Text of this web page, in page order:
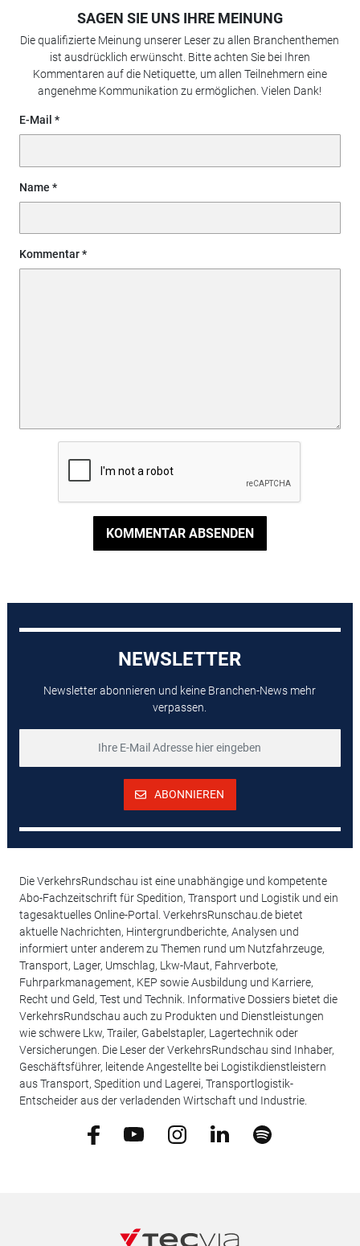
SAGEN SIE UNS IHRE MEINUNG
Die qualifizierte Meinung unserer Leser zu allen Branchenthemen
ist ausdrücklich erwünscht. Bitte achten Sie bei Ihren
Kommentaren auf die Netiquette, um allen Teilnehmern eine
angenehme Kommunikation zu ermöglichen. Vielen Dank!
E-Mail
Name
Kommentar
KOMMENTAR ABSENDEN
NEWSLETTER
Newsletter abonnieren und keine Branchen-News mehr
verpassen.
ABONNIEREN
Die VerkehrsRundschau ist eine unabhängige und kompetente
Abo-Fachzeitschrift für Spedition, Transport und Logistik und ein
tagesaktuelles Online-Portal. VerkehrsRunschau.de bietet
aktuelle Nachrichten, Hintergrundberichte, Analysen und
informiert unter anderem zu Themen rund um Nutzfahrzeuge,
Transport, Lager, Umschlag, Lkw-Maut, Fahrverbote,
Fuhrparkmanagement, KEP sowie Ausbildung und Karriere,
Recht und Geld, Test und Technik. Informative Dossiers bietet die
VerkehrsRundschau auch zu Produkten und Dienstleistungen
wie schwere Lkw, Trailer, Gabelstapler, Lagertechnik oder
Versicherungen. Die Leser der VerkehrsRundschau sind Inhaber,
Geschäftsführer, leitende Angestellte bei Logistikdienstleistern
aus Transport, Spedition und Lagerei, Transportlogistik-
Entscheider aus der verladenden Wirtschaft und Industrie.